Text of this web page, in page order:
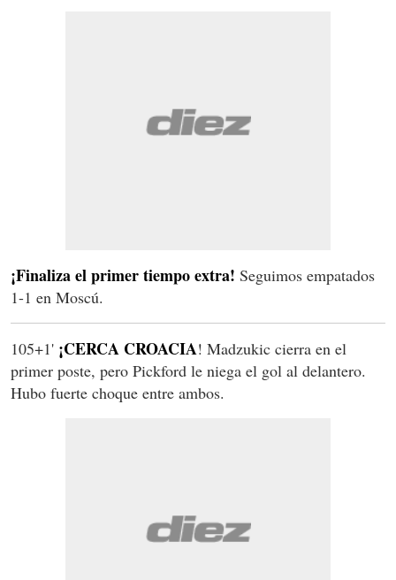
¡Finaliza el primer tiempo extra! Seguimos empatados
1-1 en Moscú.
105+1' ¡CERCA CROACIA! Madzukic cierra en el
primer poste, pero Pickford le niega el gol al delantero.
Hubo fuerte choque entre ambos.